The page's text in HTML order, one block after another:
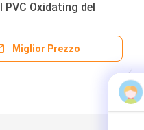
PVC Oxidating del
Miglior Prezzo